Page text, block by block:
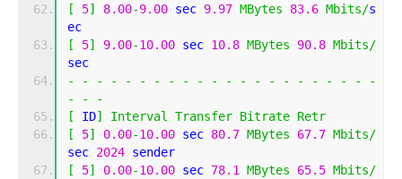
[
5] 8.00-9.00 sec 9.97 MBytes 83.6 Mbits/s
ec
[
5] 9.00-10.00 sec 10.8 MBytes 90.8 Mbits/
sec
-
- - - - - - - - - - - - - - - - - - - -
-
-
-
-
[
ID] Interval Transfer Bitrate Retr
[
5] 0.00-10.00 sec 80.7 MBytes 67.7 Mbits/
sec 2024 sender
[
5] 0.00-10.00 sec 78.1 MBytes 65.5 Mbits/